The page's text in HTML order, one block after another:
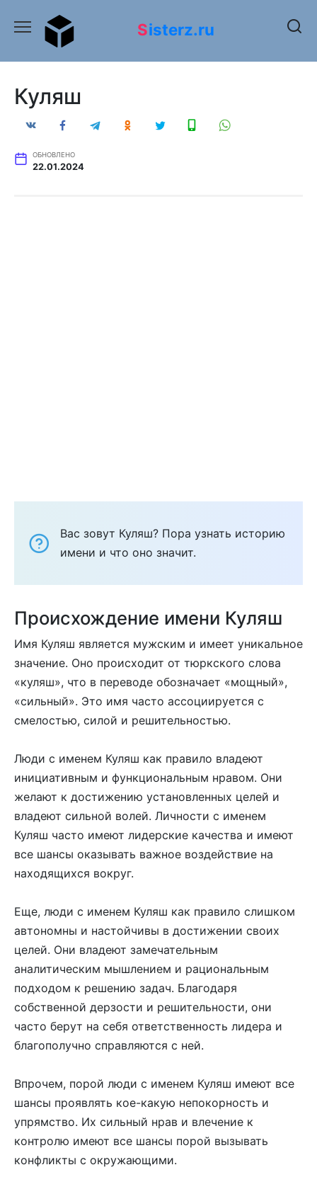
содержанию
Sisterz.ru
Куляш
ОБНОВЛЕНО
22.01.2024
Вас зовут Куляш? Пора узнать историю
имени и что оно значит.
Происхождение имени Куляш
Имя Куляш является мужским и имеет уникальное
значение. Оно происходит от тюркского слова
«куляш», что в переводе обозначает «мощный»,
«сильный». Это имя часто ассоциируется с
смелостью, силой и решительностью.
Люди с именем Куляш как правило владеют
инициативным и функциональным нравом. Они
желают к достижению установленных целей и
владеют сильной волей. Личности с именем
Куляш часто имеют лидерские качества и имеют
все шансы оказывать важное воздействие на
находящихся вокруг.
Еще, люди с именем Куляш как правило слишком
автономны и настойчивы в достижении своих
целей. Они владеют замечательным
аналитическим мышлением и рациональным
подходом к решению задач. Благодаря
собственной дерзости и решительности, они
часто берут на себя ответственность лидера и
благополучно справляются с ней.
Впрочем, порой люди с именем Куляш имеют все
шансы проявлять кое-какую непокорность и
упрямство. Их сильный нрав и влечение к
контролю имеют все шансы порой вызывать
конфликты с окружающими.